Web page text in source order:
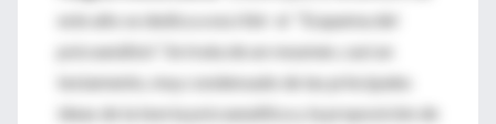
este año se dedica a escribir el “Esquema del
psicoanálisis". Se trata de un resumen, casi un
testamento, muy condensado de las principales
ideas de la teoría psicoanalítica y la proposición de